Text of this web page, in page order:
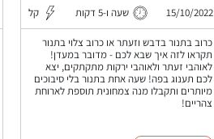
15/10/2022 שעה ו-5 דקות קל
כרוב בתנור בדבש וזעתר או כרוב צלוי בתנור
תקראו לזה איך שבא לכם - מדובר במעדן!
לאוהבי זעתר ולאוהבי ירקות מתקתקים, יצא
לכם תענוג בפה! שעה אחת בתנור בלי סיבוכים
מיותרים ותקבלו מנה צמחונית תוספת לארוחת
צהריים!